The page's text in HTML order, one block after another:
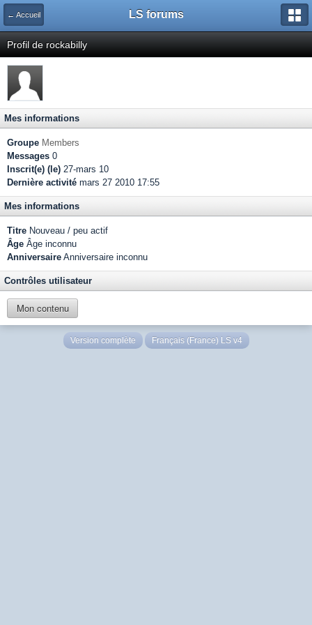
← Accueil LS forums
Profil de rockabilly
Mes informations
Groupe Members
Messages 0
Inscrit(e) (le) 27-mars 10
Dernière activité mars 27 2010 17:55
Mes informations
Titre Nouveau / peu actif
Âge Âge inconnu
Anniversaire Anniversaire inconnu
Contrôles utilisateur
Mon contenu
Version complète Français (France) LS v4